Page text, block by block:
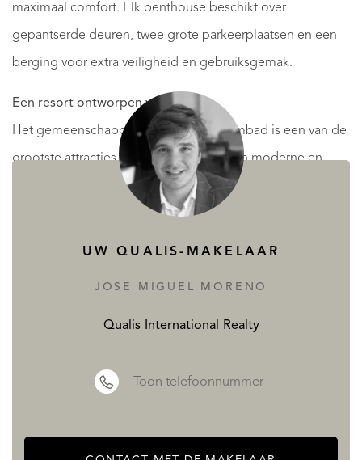
maximaal comfort. Elk penthouse beschikt over
gepantserde deuren, twee grote parkeerplaatsen en een
berging voor extra veiligheid en gebruiksgemak.
Een resort ontworpen voor welzijn
Het gemeenschappelijke overloopzwembad is een van de
grootste attracties van het resort. Met zijn moderne en
elegante design nodigt het u uit om uzelf onder te
dompelen in het kristalheldere water, terwijl u geniet van
van de Costa del Sol.
het resort over een volledig uitgeruste fitnessruimte met
UW QUALIS-MAKELAAR
JOSE MIGUEL MORENO
Qualis International Realty
Toon telefoonnummer